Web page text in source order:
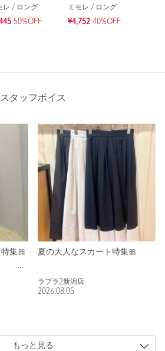
レ / ロング
50%OFF
ミモレ / ロング
¥4,752 40%OFF
スタッフボイス
集🎀 夏の大人なスカート特集🎀
ラブラ2新潟店
2026.08.05
もっと見る